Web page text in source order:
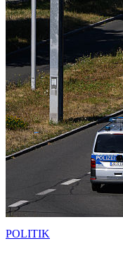
POLITIK